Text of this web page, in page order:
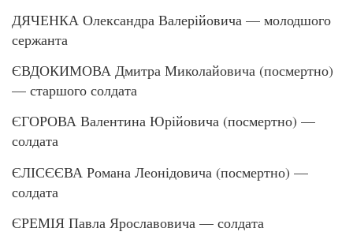
ДЯЧЕНКА Олександра Валерійовича — молодшого
сержанта
ЄВДОКИМОВА Дмитра Миколайовича (посмертно)
— старшого солдата
ЄГОРОВА Валентина Юрійовича (посмертно) —
солдата
ЄЛІСЄЄВА Романа Леонідовича (посмертно) —
солдата
ЄРЕМІЯ Павла Ярославовича — солдата